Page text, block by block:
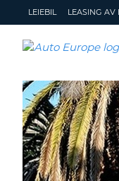
LEIEBIL LEASING AV
AUTO
LEIEBIL
LEASING
AV
BIL
EUROPA